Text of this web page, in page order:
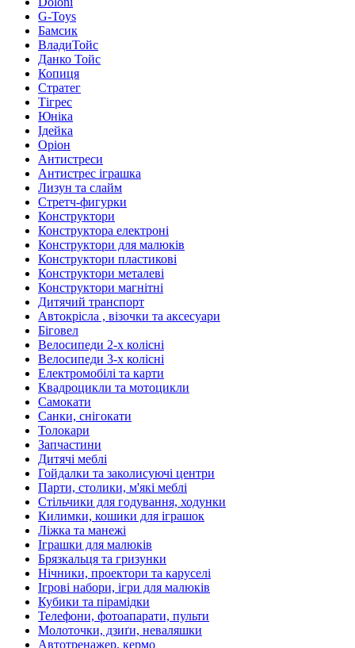
G-Toys
Бамсик
ВладиТойс
Данко Тойс
Копиця
Стратег
Тігрес
Юніка
Ідейка
Оріон
Антистреси
Антистрес іграшка
Лизун та слайм
Стретч-фигурки
Конструктори
Конструктора електроні
Конструктори для малюків
Конструктори пластикові
Конструктори металеві
Конструктори магнітні
Дитячий транспорт
Автокрісла , візочки та аксесуари
Біговел
Велосипеди 2-х колісні
Велосипеди 3-х колісні
Електромобілі та карти
Квадроцикли та мотоцикли
Самокати
Санки, снігокати
Толокари
Запчастини
Дитячі меблі
Гойдалки та заколисуючі центри
Парти, столики, м'які меблі
Стільчики для годування, ходунки
Килимки, кошики для іграшок
Ліжка та манежі
Іграшки для малюків
Брязкальця та гризунки
Нічники, проектори та каруселі
Ігрові набори, ігри для малюків
Кубики та пірамідки
Телефони, фотоапарати, пульти
Молоточки, дзиґи, неваляшки
Автотренажер, кермо